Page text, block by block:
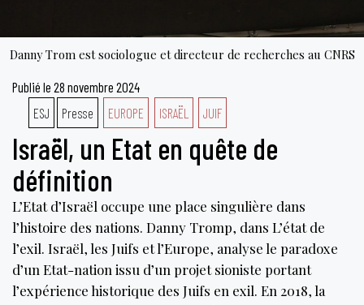
Danny Trom est sociologue et directeur de recherches au CNRS
Publié le 28 novembre 2024
ESJ
Presse EUROPE ISRAËL JUIF
Israël, un Etat en quête de
définition
L’Etat d’Israël occupe une place singulière dans
l’histoire des nations. Danny Tromp, dans L’état de
l’exil. Israël, les Juifs et l’Europe, analyse le paradoxe
d’un Etat-nation issu d’un projet sioniste portant
l’expérience historique des Juifs en exil. En 2018, la